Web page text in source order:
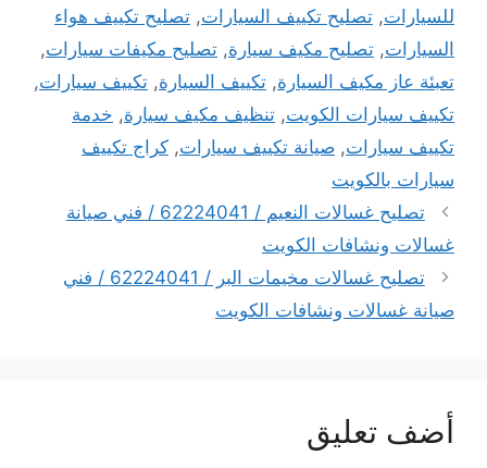
للسيارات, تصليح تكييف السيارات, تصليح تكييف هواء
السيارات, تصليح مكيف سيارة, تصليح مكيفات سيارات,
تعبئة عاز مكيف السيارة, تكييف السيارة, تكييف سيارات,
تكييف سيارات الكويت, تنظيف مكيف سيارة, خدمة
تكييف سيارات, صيانة تكييف سيارات, كراج تكييف
سيارات بالكويت
تصليح غسالات النعيم / 62224041 / فني صيانة
غسالات ونشافات الكويت
تصليح غسالات مخيمات البر / 62224041 / فني
صيانة غسالات ونشافات الكويت
أضف تعليق